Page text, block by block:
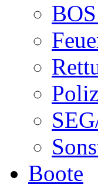
Boote